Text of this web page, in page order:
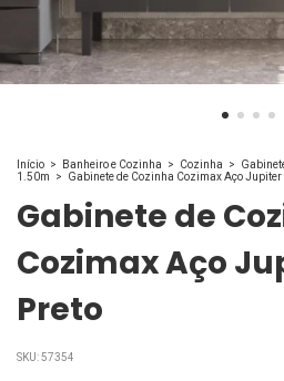
Início > Banheiro e Cozinha > Cozinha >
1.50m
> Gabinete de Cozinha Cozimax Aço Jupiter
Gabinete de
Cozimax Aço
Preto
SKU:57354